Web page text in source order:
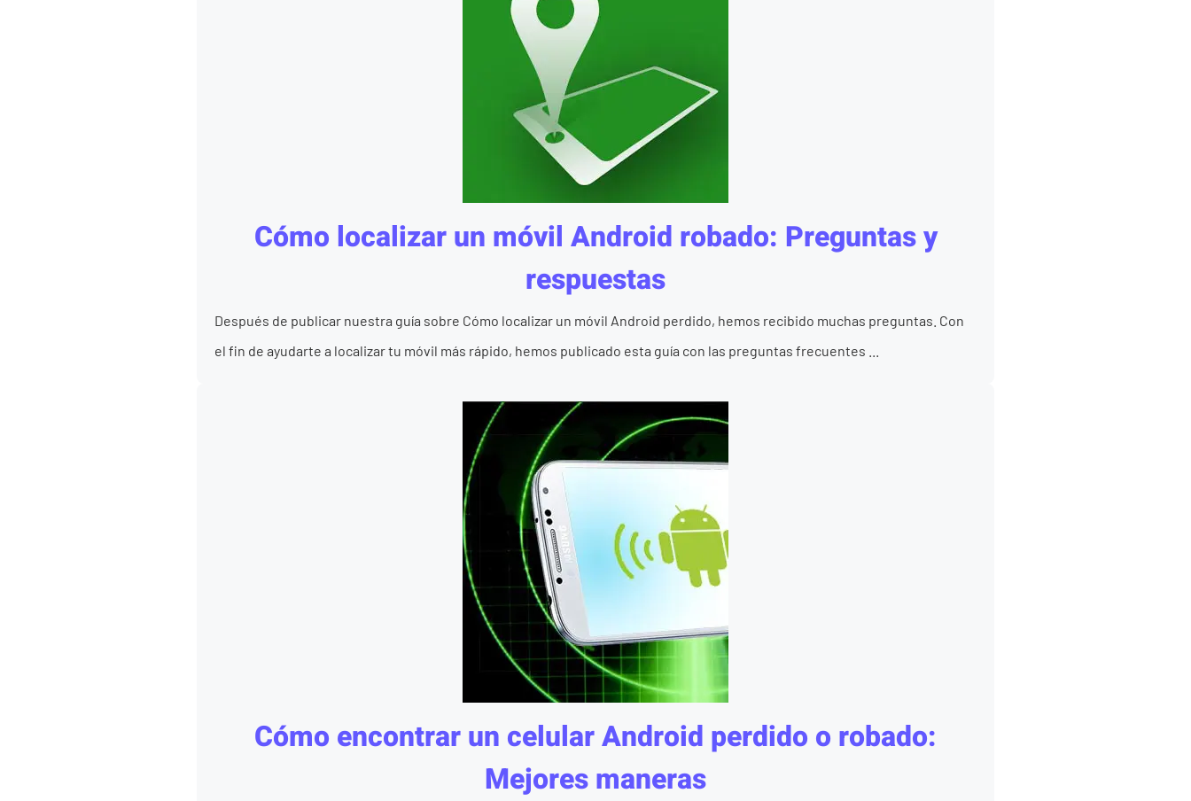
Cómo localizar un móvil Android robado: Preguntas y
respuestas
Después de publicar nuestra guía sobre Cómo localizar un móvil Android perdido, hemos recibido muchas preguntas. Con
el fin de ayudarte a localizar tu móvil más rápido, hemos publicado esta guía con las preguntas frecuentes ...
Cómo encontrar un celular Android perdido o robado:
Mejores maneras